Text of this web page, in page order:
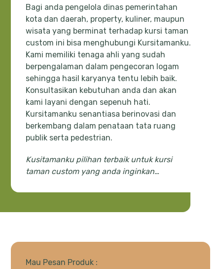
Bagi anda pengelola dinas pemerintahan
kota dan daerah, property, kuliner, maupun
wisata yang berminat terhadap kursi taman
custom ini bisa menghubungi Kursitamanku.
Kami memiliki tenaga ahli yang sudah
berpengalaman dalam pengecoran logam
sehingga hasil karyanya tentu lebih baik.
Konsultasikan kebutuhan anda dan akan
kami layani dengan sepenuh hati.
Kursitamanku senantiasa berinovasi dan
berkembang dalam penataan tata ruang
publik serta pedestrian.
Kusitamanku pilihan terbaik untuk kursi
taman custom yang anda inginkan…
Mau Pesan Produk :